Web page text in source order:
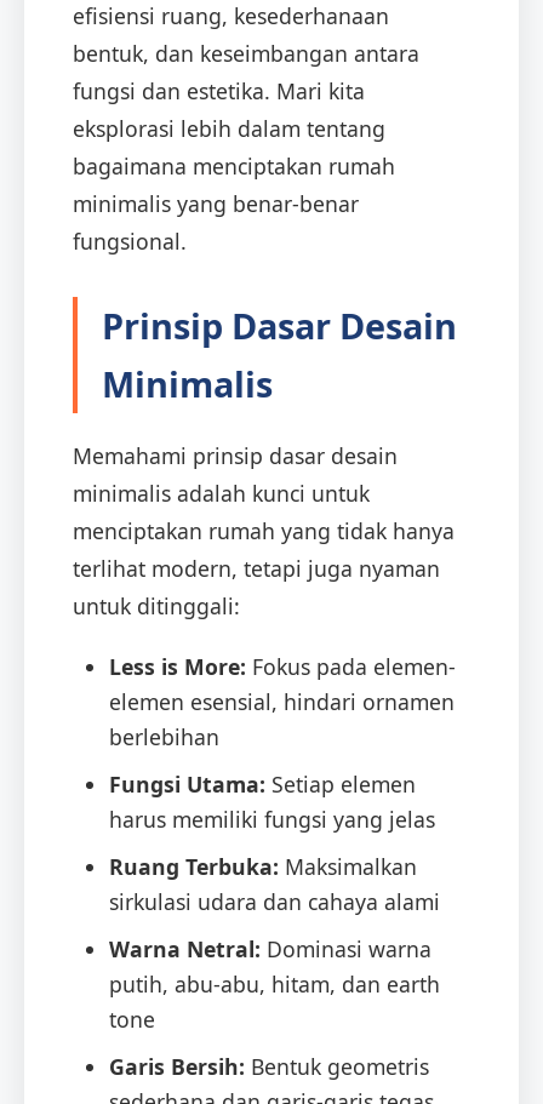
efisiensi ruang, kesederhanaan
bentuk, dan keseimbangan antara
fungsi dan estetika. Mari kita
eksplorasi lebih dalam tentang
bagaimana menciptakan rumah
minimalis yang benar-benar
fungsional.
Prinsip Dasar Desain
Minimalis
Memahami prinsip dasar desain
minimalis adalah kunci untuk
menciptakan rumah yang tidak hanya
terlihat modern, tetapi juga nyaman
untuk ditinggali:
Less is More: Fokus pada elemen-
elemen esensial, hindari ornamen
berlebihan
Fungsi Utama: Setiap elemen
harus memiliki fungsi yang jelas
Ruang Terbuka: Maksimalkan
sirkulasi udara dan cahaya alami
Warna Netral: Dominasi warna
putih, abu-abu, hitam, dan earth
tone
Garis Bersih: Bentuk geometris